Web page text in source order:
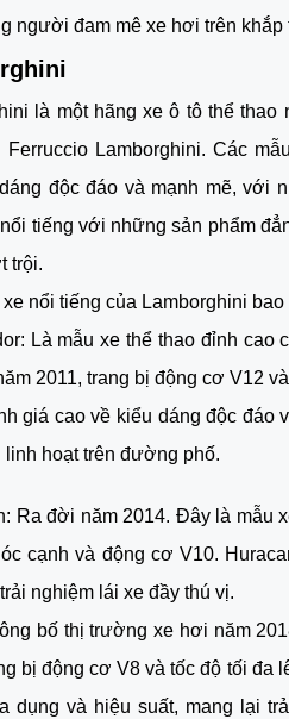
người đam mê xe hơi trên khắp
là một hãng xe ô tô thể
Ferruccio Lamborghini. Các
độc đáo và mạnh mẽ, với
tiếng với những sản phẩm
trội.
nổi tiếng của Lamborghini bao
Là mẫu xe thể thao đỉnh cao
2011, trang bị động cơ V12
giá cao về kiểu dáng độc đáo
linh hoạt trên đường phố.
Ra đời năm 2014. Đây là mẫu
cạnh và động cơ V10.
nghiệm lái xe đầy thú vị.
bố thị trường xe hơi năm
bị động cơ V8 và tốc độ tối đa
dụng và hiệu suất, mang lại